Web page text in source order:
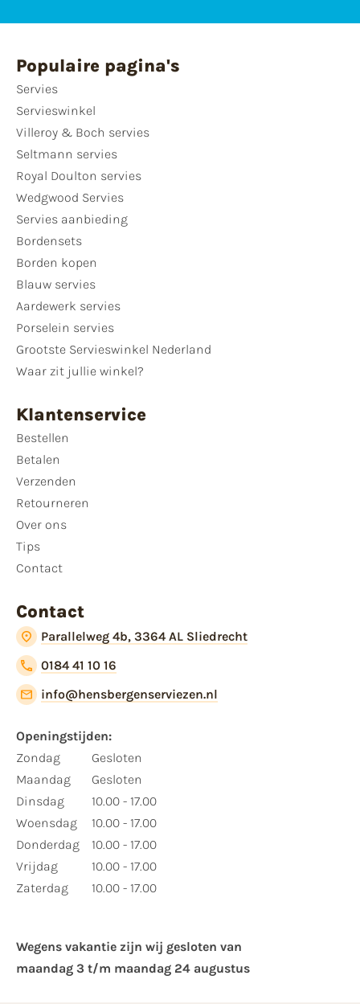
Populaire pagina's
Servies
Servieswinkel
Villeroy & Boch servies
Seltmann servies
Royal Doulton servies
Wedgwood Servies
Servies aanbieding
Bordensets
Borden kopen
Blauw servies
Aardewerk servies
Porselein servies
Grootste Servieswinkel Nederland
Waar zit jullie winkel?
Klantenservice
Bestellen
Betalen
Verzenden
Retourneren
Over ons
Tips
Contact
Contact
Parallelweg 4b, 3364 AL Sliedrecht
0184 41 10 16
info@hensbergenserviezen.nl
Openingstijden:
Zondag
Maandag
Dinsdag
Woensdag
Donderdag
Vrijdag
Zaterdag
Gesloten
Gesloten
10.00 - 17.00
10.00 - 17.00
10.00 - 17.00
10.00 - 17.00
10.00 - 17.00
Wegens vakantie zijn wij gesloten van ​
maandag 3 t/m maandag 24 augustus